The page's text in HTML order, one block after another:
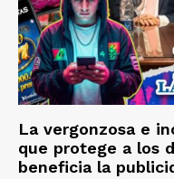
La vergonzosa e
que protege a los
beneficia la